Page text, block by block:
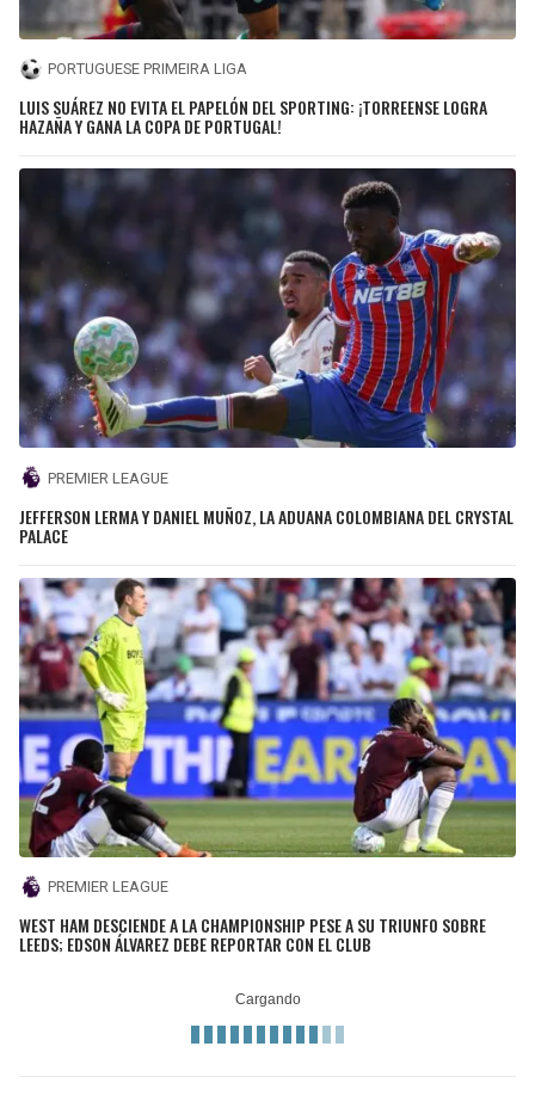
PORTUGUESE PRIMEIRA LIGA
LUIS SUÁREZ NO EVITA EL PAPELÓN DEL SPORTING: ¡TORREENSE LOGRA
HAZAÑA Y GANA LA COPA DE PORTUGAL!
PREMIER LEAGUE
JEFFERSON LERMA Y DANIEL MUÑOZ, LA ADUANA COLOMBIANA DEL CRYSTAL
PALACE
PREMIER LEAGUE
WEST HAM DESCIENDE A LA CHAMPIONSHIP PESE A SU TRIUNFO SOBRE
LEEDS; EDSON ÁLVAREZ DEBE REPORTAR CON EL CLUB